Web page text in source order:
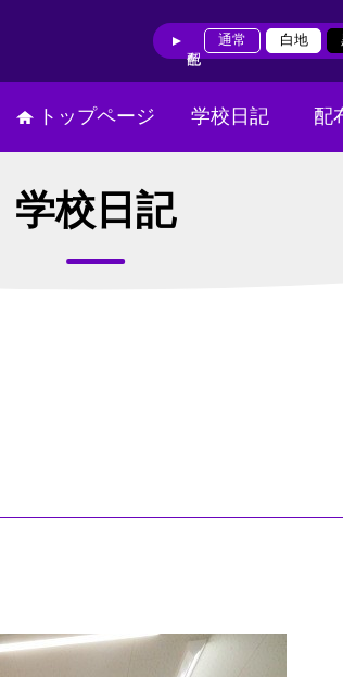
通常 白地
トップページ 学校日記 配
学校日記